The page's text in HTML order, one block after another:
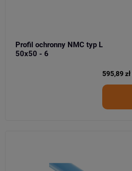
Profil ochronny NMC typ L
50x50 - 6
595,89 zł